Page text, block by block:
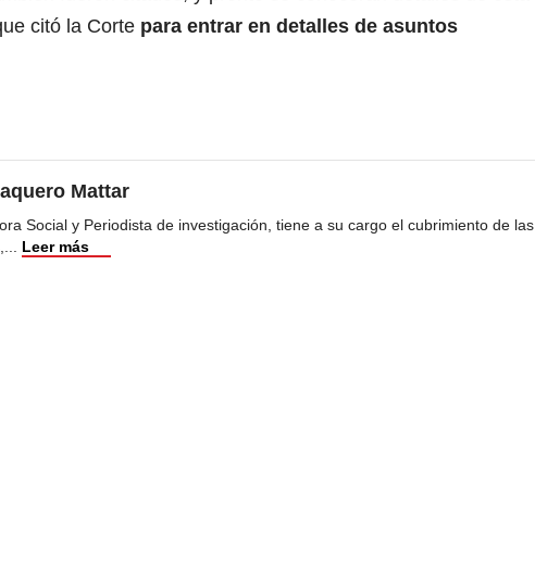
citó la Corte para entrar en detalles de asuntos
Mattar
Social y Periodista de investigación, tiene a su cargo el cubrimiento de las
... Leer más